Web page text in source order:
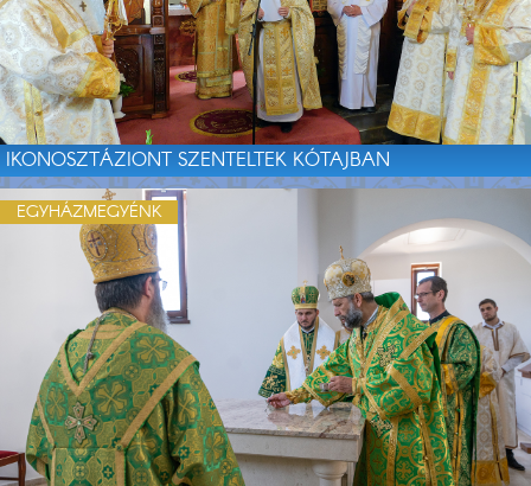
IKONOSZTÁZIONT SZENTELTEK KÓTAJBAN
EGYHÁZMEGYÉNK